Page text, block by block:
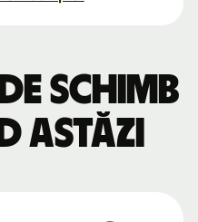
schimb
astăzi